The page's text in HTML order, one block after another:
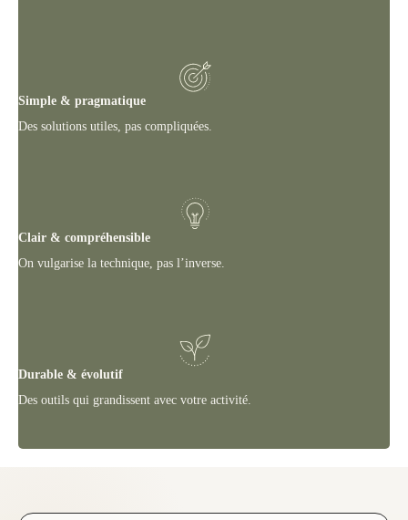
Simple & pragmatique
Des solutions utiles, pas compliquées.
Clair & compréhensible
On vulgarise la technique, pas l’inverse.
Durable & évolutif
Des outils qui grandissent avec votre activité.